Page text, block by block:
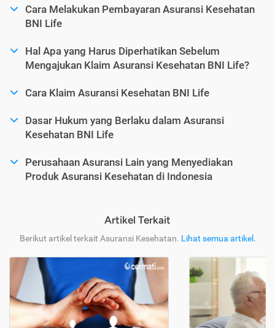
Cara Melakukan Pembayaran Asuransi Kesehatan
BNI Life
Hal Apa yang Harus Diperhatikan Sebelum
Mengajukan Klaim Asuransi Kesehatan BNI Life?
Cara Klaim Asuransi Kesehatan BNI Life
Dasar Hukum yang Berlaku dalam Asuransi
Kesehatan BNI Life
Perusahaan Asuransi Lain yang Menyediakan
Produk Asuransi Kesehatan di Indonesia
Artikel Terkait
Berikut artikel terkait Asuransi Kesehatan. Lihat semua artikel .